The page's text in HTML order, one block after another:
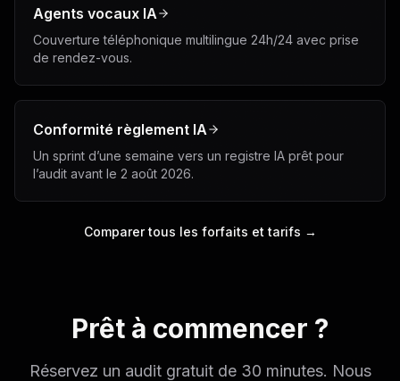
Agents vocaux IA
Couverture téléphonique multilingue 24h/24 avec prise
de rendez-vous.
Conformité règlement IA
Un sprint d’une semaine vers un registre IA prêt pour
l’audit avant le 2 août 2026.
Comparer tous les forfaits et tarifs →
Prêt à commencer ?
Réservez un audit gratuit de 30 minutes. Nous